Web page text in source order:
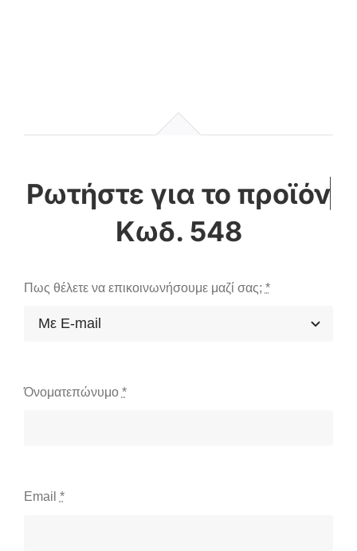
Κωδ. 548
Πως θέλετε να επικοινωνήσουμε μαζί σας; *
Όνοματεπώνυμο *
Email *